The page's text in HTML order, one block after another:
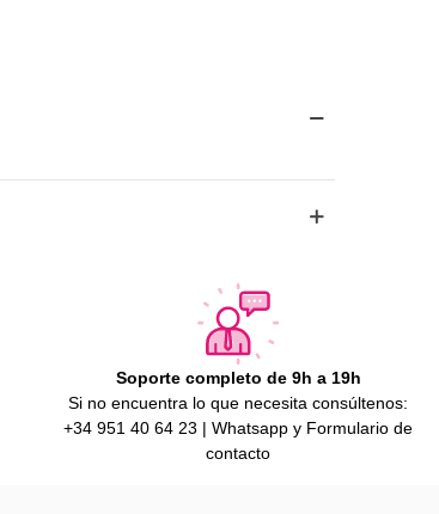
Soporte completo de 9h a 19h
Si no encuentra lo que necesita consúltenos:
+34 951 40 64 23 | Whatsapp y Formulario de
contacto